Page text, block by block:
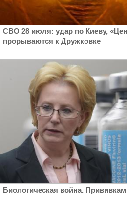
СВО 28 июля: удар по Киеву,
прорываются к Дружковке
Биологическая война.